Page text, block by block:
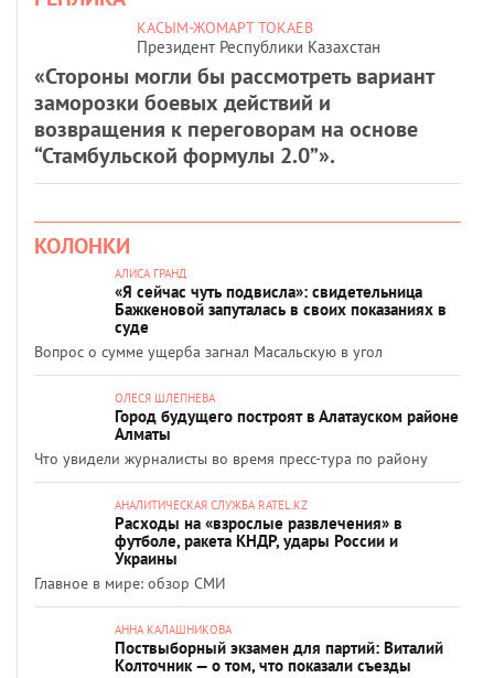
КАСЫМ-ЖОМАРТ ТОКАЕВ
Президент Республики Казахстан
«Стороны могли бы рассмотреть вариант
заморозки боевых действий и
возвращения к переговорам на основе
“Стамбульской формулы 2.0”».
КОЛОНКИ
АЛИСА ГРАНД
«Я сейчас чуть подвисла»: свидетельница
Бажкеновой запуталась в своих показаниях в
суде
Вопрос о сумме ущерба загнал Масальскую в угол
ОЛЕСЯ ШЛЕПНЕВА
Город будущего построят в Алатауском районе
Алматы
Что увидели журналисты во время пресс-тура по району
АНАЛИТИЧЕСКАЯ СЛУЖБА RATEL.KZ
Расходы на «взрослые развлечения» в
футболе, ракета КНДР, удары России и
Украины
Главное в мире: обзор СМИ
АННА КАЛАШНИКОВА
Поствыборный экзамен для партий: Виталий
Колточник — о том, что показали съезды